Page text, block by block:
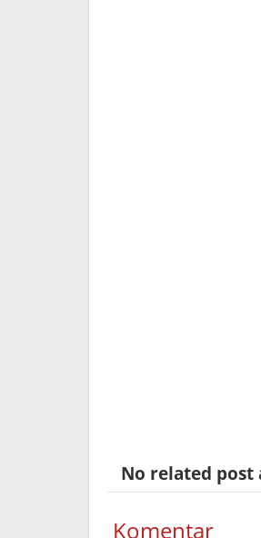
No related post
Komentar